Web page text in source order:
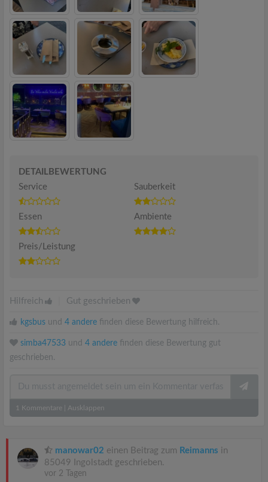
DETAILBEWERTUNG
Service
Sauberkeit
Essen Ambiente
Preis/Leistung
Hilfreich Gut geschrieben
kgsbus und 4 andere finden diese Bewertung hilfreich.
simba47533 und 4 andere finden diese Bewertung gut
geschrieben.
1 Kommentare Ausklappen
manowar02 einen Beitrag zum Reimanns in
85049 Ingolstadt geschrieben.
vor 2 Tagen